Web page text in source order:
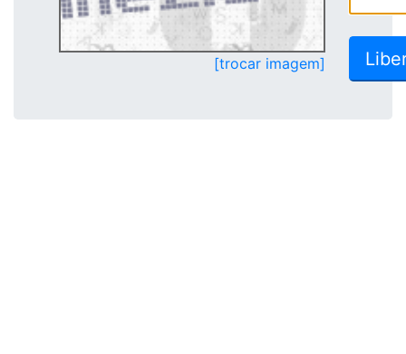
[trocar imagem]